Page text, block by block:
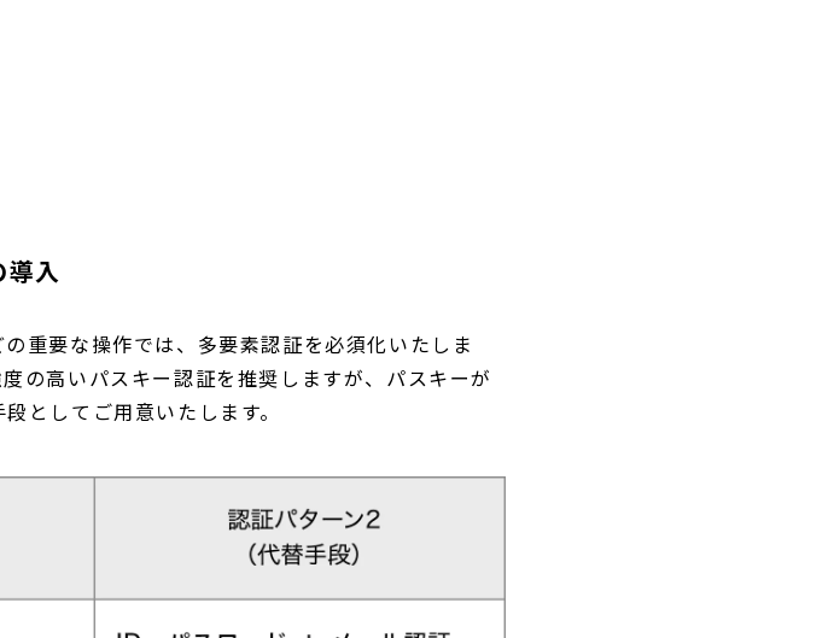
導入
重要な操作では、多要素認証を必須化いたしま
の高いパスキー認証を推奨しますが、パスキーが
としてご用意いたします。